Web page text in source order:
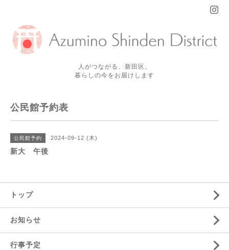
人がつながる、新田区。
暮らしの今をお届けします
公民館予約表
公民館予約 2024-09-12 (木)
新大 午後
トップ
お知らせ
行事予定